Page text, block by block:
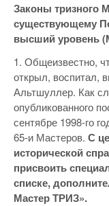
Законы тризного
существующему
высший уровень
1. Общеизвестно,
открыл, воспитал,
Альтшуллер. Как
опубликованного
сентябре 1998-го
65-и Мастеров. С
исторической
присвоить
списке,
Мастер ТРИЗ».